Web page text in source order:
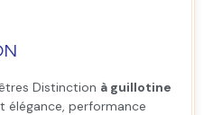
Distinction à guillotine
élégance, performance